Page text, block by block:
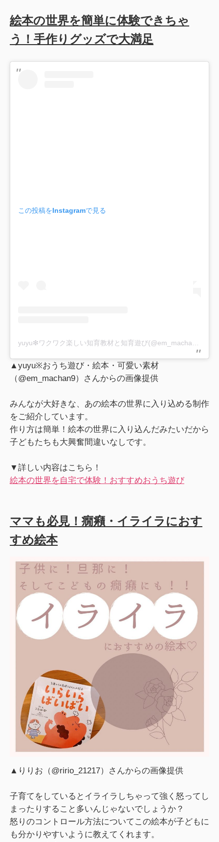
絵本の世界を簡単に体験できちゃ
う！手作りグッズで大満足
この投稿をInstagramで見る
yuyu❇︎ワクワク楽しい知育教材と知育遊び(@em_machan9)がシェアした投稿
▲yuyu※おうち遊び・絵本・可愛い素材
（@em_machan9）さんからの画像提供
みんなが大好きな、あの絵本の世界に入り込める制作
をご紹介しています。
作り方は簡単！絵本の世界に入り込んだみたいだから
子どもたちも大興奮間違いなしです。
▼詳しい内容はこちら！
絵本の世界を自宅で体験！おすすめおうち遊び
ママも必見！癇癪・イライラにおす
すめ絵本
▲りりお（@ririo_21217）さんからの画像提供
子育てをしているとイライラしちゃって強く怒ってし
まったりすること多いんじゃないでしょうか？
怒りのコントロール方法についてこの絵本が子どもに
も分かりやすいように教えてくれます。